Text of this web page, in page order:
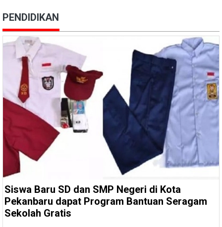
PENDIDIKAN
Siswa Baru SD dan SMP Negeri di Kota
Pekanbaru dapat Program Bantuan Seragam
Sekolah Gratis